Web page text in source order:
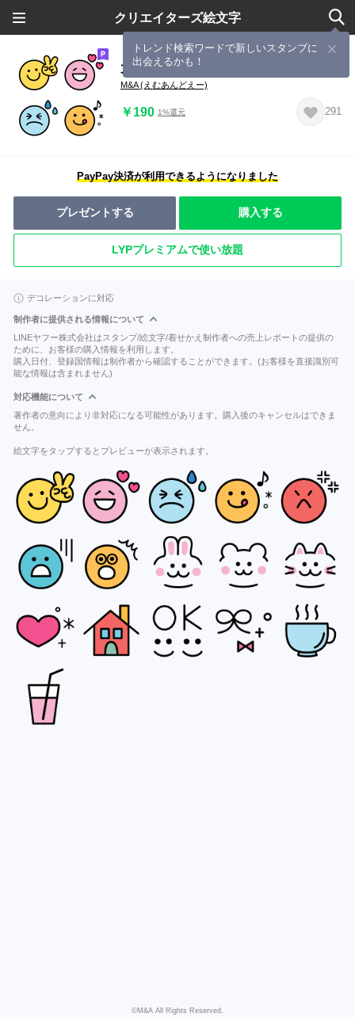
クリエイターズ絵文字
トレンド検索ワードで新しいスタンプに
出会えるかも！
大人レトロ★シンプル絵文字
M&A (えむあんどえー)
￥190 1%還元 291
PayPay決済が利用できるようになりました
プレゼントする 購入する
LYPプレミアムで使い放題
デコレーションに対応
制作者に提供される情報について
LINEヤフー株式会社はスタンプ/絵文字/着せかえ制作者への売上レポートの提供の
ために、お客様の購入情報を利用します。
購入日付、登録国情報は制作者から確認することができます。(お客様を直接識別可
能な情報は含まれません)
対応機能について
著作者の意向により非対応になる可能性があります。購入後のキャンセルはできま
せん。
絵文字をタップするとプレビューが表示されます。
©M&A All Rights Reserved.